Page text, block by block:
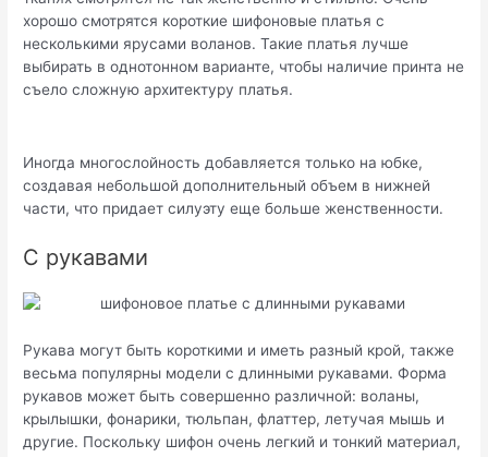
хорошо смотрятся короткие шифоновые платья с
несколькими ярусами воланов. Такие платья лучше
выбирать в однотонном варианте, чтобы наличие принта не
съело сложную архитектуру платья.
Иногда многослойность добавляется только на юбке,
создавая небольшой дополнительный объем в нижней
части, что придает силуэту еще больше женственности.
С рукавами
Рукава могут быть короткими и иметь разный крой, также
весьма популярны модели с длинными рукавами. Форма
рукавов может быть совершенно различной: воланы,
крылышки, фонарики, тюльпан, флаттер, летучая мышь и
другие. Поскольку шифон очень легкий и тонкий материал,